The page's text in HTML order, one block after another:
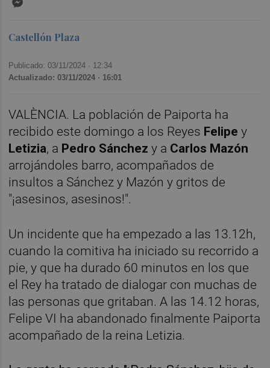
Castellón Plaza
Publicado: 03/11/2024 · 12:34
Actualizado: 03/11/2024 · 16:01
VALÈNCIA. La población de Paiporta ha
recibido este domingo a los Reyes Felipe y
Letizia, a Pedro Sánchez y a Carlos Mazón
arrojándoles barro, acompañados de
insultos a Sánchez y Mazón y gritos de
"¡asesinos, asesinos!".
Un incidente que ha empezado a las 13.12h,
cuando la comitiva ha iniciado su recorrido a
pie, y que ha durado 60 minutos en los que
el Rey ha tratado de dialogar con muchas de
las personas que gritaban. A las 14.12 horas,
Felipe VI ha abandonado finalmente Paiporta
acompañado de la reina Letizia.